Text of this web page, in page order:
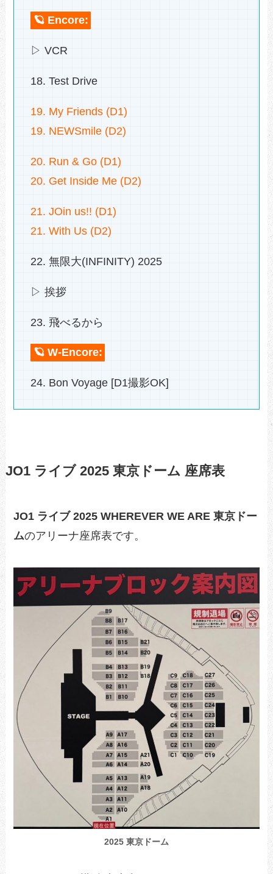
🪐 Encore:
▷ VCR
18. Test Drive
19. My Friends (D1)
19. NEWSmile (D2)
20. Run & Go (D1)
20. Get Inside Me (D2)
21. JOin us!! (D1)
21. With Us (D2)
22. 無限大(INFINITY) 2025
▷ 挨拶
23. 飛べるから
🪐 W-Encore:
24. Bon Voyage [D1撮影OK]
JO1 ライブ 2025 東京ドーム 座席表
JO1 ライブ 2025 WHEREVER WE ARE 東京ドー
ムのアリーナ座席表です。
2025 東京ドーム